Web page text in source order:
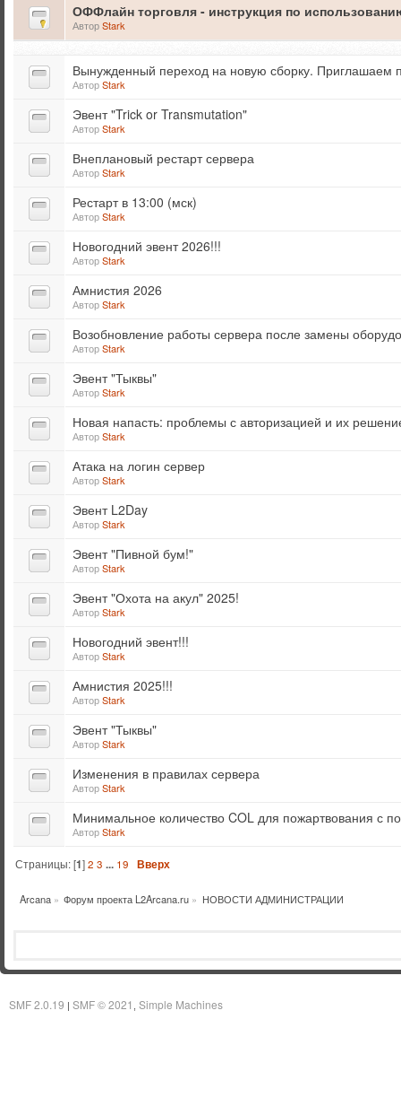
ОФФлайн торговля - инструкция по
АвторStark
Вынужденный переход на новую сборку. Приглашаем
АвторStark
Эвент "Trick or Transmutation"
АвторStark
Внеплановый рестарт сервера
АвторStark
Рестарт в 13:00 (мск)
АвторStark
Новогодний эвент 2026!!!
АвторStark
Амнистия 2026
АвторStark
Возобновление работы сервера после замены
АвторStark
Эвент "Тыквы"
АвторStark
Новая напасть: проблемы с авторизацией и их
АвторStark
Атака на логин сервер
АвторStark
Эвент L2Day
АвторStark
Эвент "Пивной бум!"
АвторStark
Эвент "Охота на акул" 2025!
АвторStark
Новогодний эвент!!!
АвторStark
Амнистия 2025!!!
АвторStark
Эвент "Тыквы"
АвторStark
Изменения в правилах сервера
АвторStark
Минимальное количество COL для пожартвования с
АвторStark
Страницы: [1]2 3 ... 19 Вверх
Arcana» Форум проекта L2Arcana.ru » НОВОСТИ АДМИНИСТРАЦИИ
SMF 2.0.19 | SMF © 2021 Simple Machines